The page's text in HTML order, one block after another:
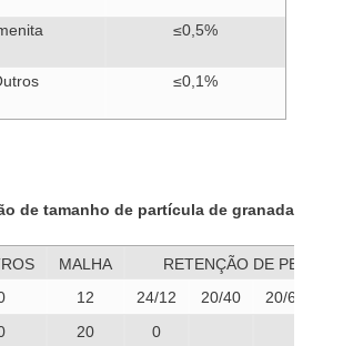
≤0,5%
≤0,1%
de tamanho de partícula de granada
MALHA
RETENÇÃO DE
12 24/12 20/40 20/60
20 0